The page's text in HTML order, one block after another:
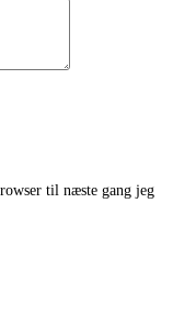
til næste gang jeg